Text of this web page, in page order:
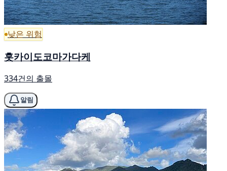
낮은 위험
홋카이도코마가다케
334건의 출몰
알림